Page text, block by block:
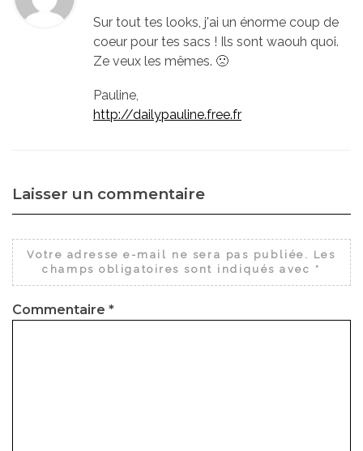
Sur tout tes looks, j'ai un énorme coup de
coeur pour tes sacs ! Ils sont waouh quoi.
Ze veux les mêmes. 🙁
Pauline,
http://dailypauline.free.fr
Laisser un commentaire
Votre adresse e-mail ne sera pas publiée. Les
champs obligatoires sont indiqués avec *
Commentaire *